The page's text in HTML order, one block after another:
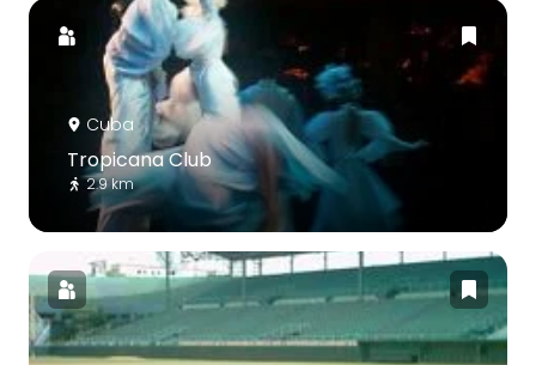
Cuba
Tropicana Club
2.9 km